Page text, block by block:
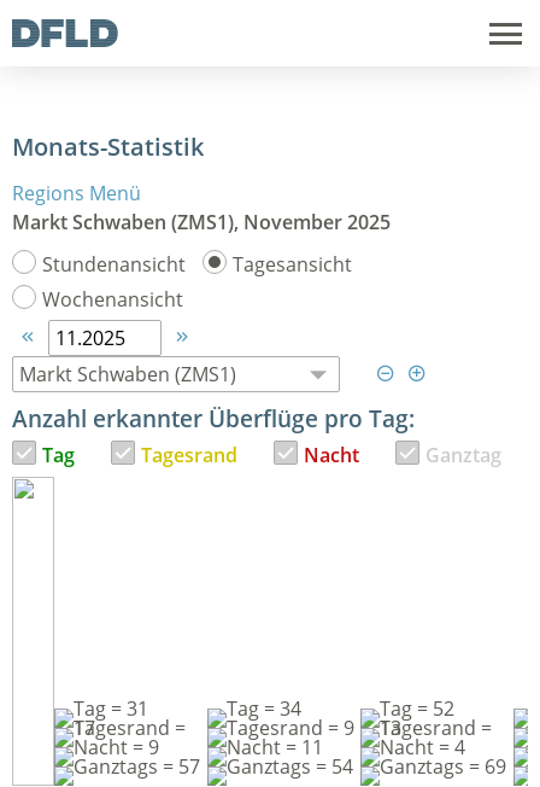
Monats-Statistik
Regions Menü
Markt Schwaben (ZMS1), November 2025
Stundenansicht
Tagesansicht
Wochenansicht




Anzahl erkannter Überflüge pro Tag:
Tag Tagesrand Nacht Ganztag